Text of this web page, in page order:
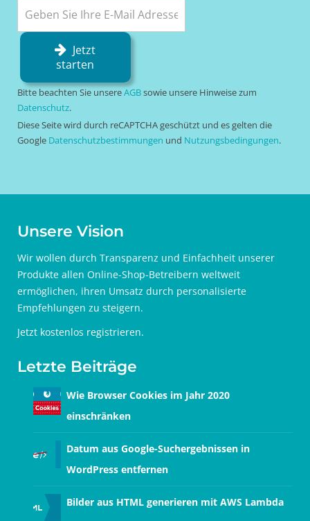
Jetzt
starten
Bitte beachten Sie unsereAGBsowie unsere Hinweise zum
Datenschutz.
Diese Seite wird durch reCAPTCHA geschützt und es gelten die
Google Datenschutzbestimmungen und Nutzungsbedingungen.
Unsere Vision
Wir wollen durch Transparenz und Einfachheit unserer
Produkte allen Online-Shop-Betreibern weltweit
ermöglichen, ihren Umsatz durch personalisierte
Empfehlungen zu steigern.
Jetzt kostenlos registrieren.
Letzte Beiträge
Wie Browser Cookies im Jahr 2020
einschränken
Datum aus Google-Suchergebnissen in
WordPress entfernen
Bilder aus HTML generieren mit AWS Lambda